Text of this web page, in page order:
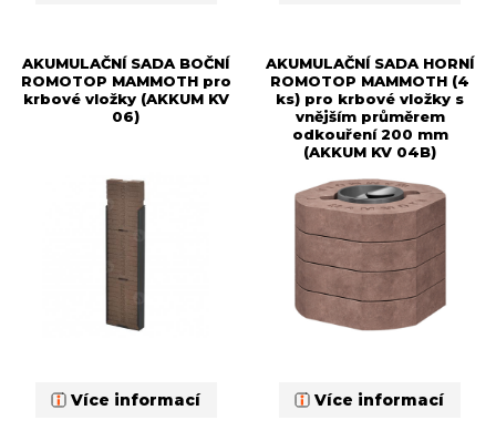
AKUMULAČNÍ SADA BOČNÍ
ROMOTOP MAMMOTH pro
krbové vložky (AKKUM KV
06)
Více informací
AKUMULAČNÍ SADA HORNÍ
ROMOTOP MAMMOTH (4
ks) pro krbové vložky s
vnějším průměrem
odkouření 200 mm
(AKKUM KV 04B)
Více informací